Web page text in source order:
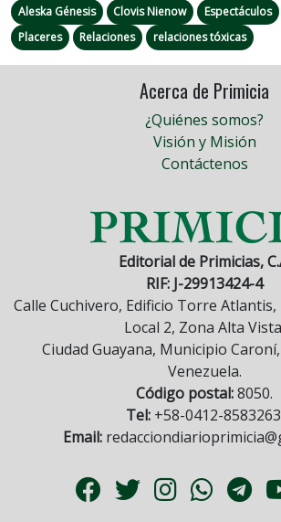
Aleska Génesis Clovis Nienow Espectáculos
Placeres
Relaciones relaciones tóxicas
Acerca de Primicia
¿Quiénes somos?
Visión y Misión
Contáctenos
Editorial de Primicias,
RIF: J-29913424-4
Calle Cuchivero, Edificio Torre
Local 2, Zona Alta
Ciudad Guayana, Municipio
Venezuela.
Código postal:8050.
Tel:+58-0412-
Email: